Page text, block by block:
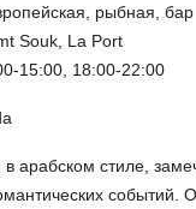
рыбная, бар
Souk, La Port
15:00, 18:00-22:00
арабском стиле,
событий.